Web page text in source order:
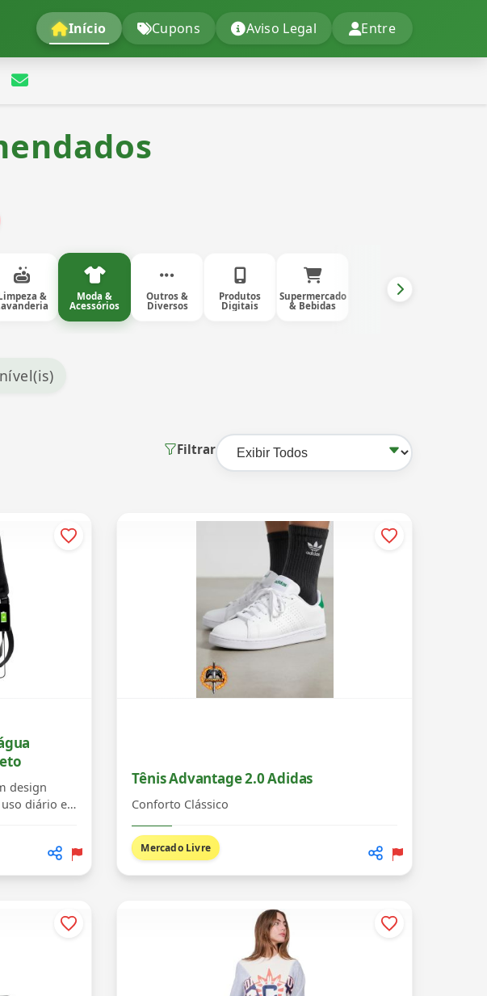
Início Cupons Aviso Legal Entre
&
Moda &
Acessórios
Outros &
Diversos
Produtos
Digitais
Supermercado
& Bebidas
Filtrar
design
diário e
Tênis Advantage 2.0 Adidas
Conforto Clássico
Mercado Livre